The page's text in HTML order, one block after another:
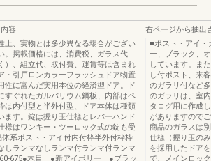
容
上、実物とは多少異なる場合がござい
。掲載価格には、消費税、ガラス代
）、組立代、取付費、運賃等は含まれ
・引戸ロンカラーフラッシュドア物置
性に富んだ実用本位の経済型ドア。ド
すぐれたガルバリウム鋼板、内部はペ
は内付型と半外付型、ドア本体は種類
ます。錠は握り玉仕様とレバーハンド
様はワンキー・ツーロック式の錠も受
系ポスト・アイ付内付枠半外付枠枠
ランマなしランマ付ランマ付ランマ
675●木目 ●新アイボリー ●ブラッ
右ページから抽出
■ポスト・アイ・
ー、ブラック、
しています。ま
し付ポスト、来
のガラリ付など
のガラリは、室
タログ用に作成
がありますので
商品のガラス
仕様（握り玉の
を採用したドア
で、メインロッ